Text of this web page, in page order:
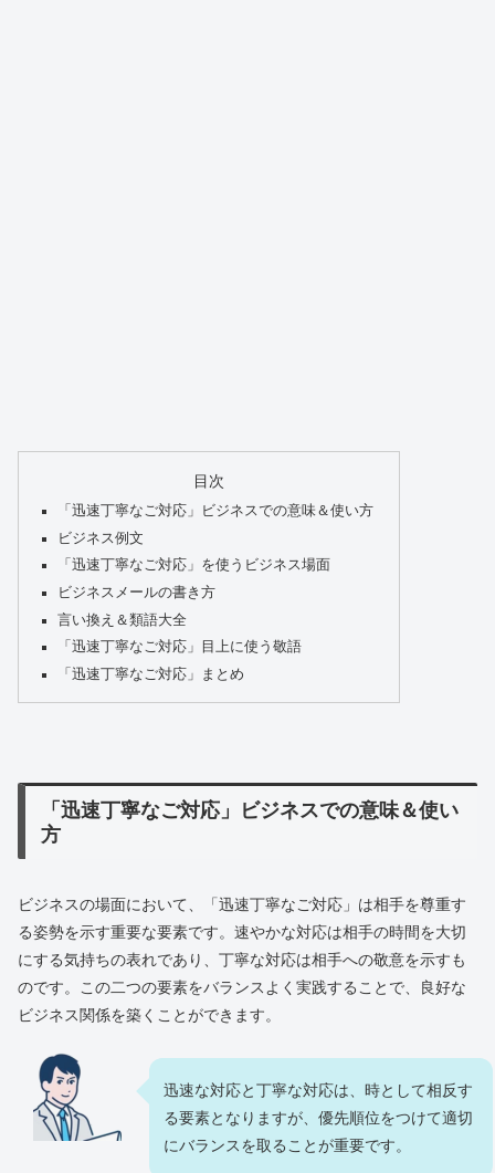
目次
「迅速丁寧なご対応」ビジネスでの意味＆使い方
ビジネス例文
「迅速丁寧なご対応」を使うビジネス場面
ビジネスメールの書き方
言い換え＆類語大全
「迅速丁寧なご対応」目上に使う敬語
「迅速丁寧なご対応」まとめ
「迅速丁寧なご対応」ビジネスでの意味＆使い
方
ビジネスの場面において、「迅速丁寧なご対応」は相手を尊重す
る姿勢を示す重要な要素です。速やかな対応は相手の時間を大切
にする気持ちの表れであり、丁寧な対応は相手への敬意を示すも
のです。この二つの要素をバランスよく実践することで、良好な
ビジネス関係を築くことができます。
迅速な対応と丁寧な対応は、時として相反す
る要素となりますが、優先順位をつけて適切
にバランスを取ることが重要です。